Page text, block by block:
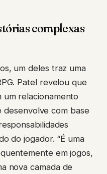
complexas
um deles traz uma
Patel revelou que
um relacionamento
desenvolve com base
do jogador. “É uma
em jogos,
nova camada de